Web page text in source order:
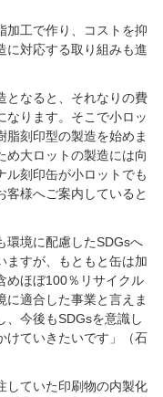
加工で作り、コストを抑
に対応する取り組みも進
となると、それなりの費
なります。そこで小ロッ
脂刻印型の製造を始めま
め大ロットの製造には向
ル刻印缶が小ロットでも
客様へご案内していると
環境に配慮したSDGsへ
ますが、もともと缶は加
めほぼ100％リサイクル
に適合した事業と言えま
、今後もSDGsを意識し
けていきたいです」（石
していた印刷物の内製化